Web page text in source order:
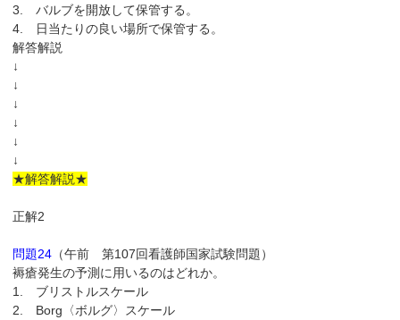
3. バルブを開放して保管する。
4. 日当たりの良い場所で保管する。
解答解説
↓
↓
↓
↓
↓
↓
★解答解説★
正解2
問題24 （午前 第107回看護師国家試験問題）
褥瘡発生の予測に用いるのはどれか。
1. ブリストルスケール
2. Borg〈ボルグ〉スケール